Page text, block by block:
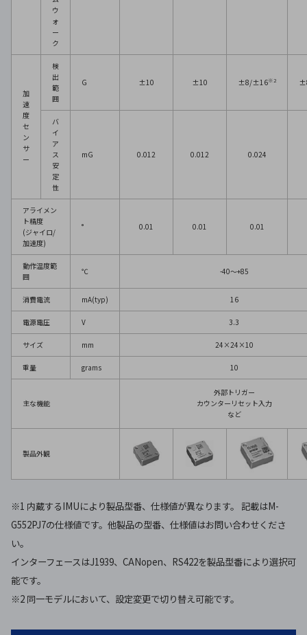
ウ
ォ
ー
ク
加
速
度
セ
ン
サ
ー
検
出
範
囲
G ±10 ±10 ±8/±16※2
バ
イ
ア
ス
安
定
性
mG 0.012 0.012 0.024
アライメン
ト精度
(ジャイロ/
加速度)
° 0.01 0.01 0.01
動作温度範
囲
℃ -40～+85
消費電流 mA(typ) 16
電源電圧 V 3.3
サイズ mm 24×24×10
重量 grams 10
主な機能
外部トリガー
カウンターリセット入力
など
製品外観
※1 内蔵するIMUにより製品型番、仕様値が異なります。 記載はM-
G552PJ7の仕様値です。他製品の型番、仕様値はお問い合わせくださ
い。
インターフェースはJ1939、CANopen、RS422を製品型番により選択可
能です。
※2 同一モデルにおいて、設定変更で切り替え可能です。